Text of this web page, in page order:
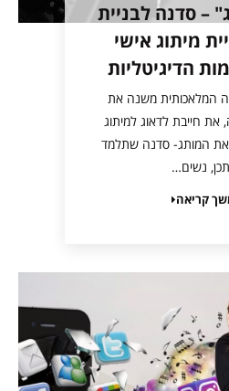
– סדנה לבניית
מיתוג אישי
הדיגיטליות
המלאכותית משנה את
חייבת לדאוג למיתוג
המותג- סדנה שתלמד
נשים…
קריאה